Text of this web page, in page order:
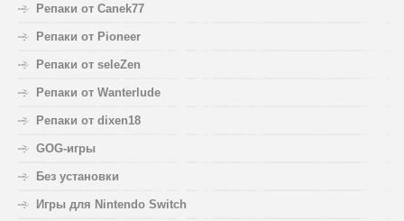
Репаки от Canek77
Репаки от Pioneer
Репаки от seleZen
Репаки от Wanterlude
Репаки от dixen18
GOG-игры
Без установки
Игры для Nintendo Switch